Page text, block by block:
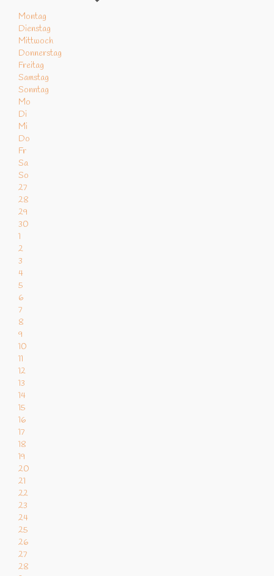
Montag
Dienstag
Mittwoch
Donnerstag
Freitag
Samstag
Sonntag
Mo
Di
Mi
Do
Fr
Sa
So
27
28
29
30
1
2
3
4
5
6
7
8
9
10
11
12
13
14
15
16
17
18
19
20
21
22
23
24
25
26
27
28